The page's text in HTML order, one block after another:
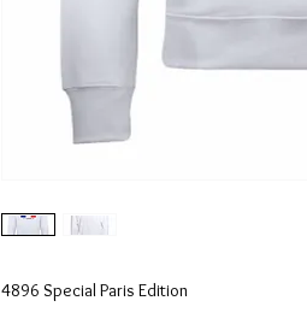
4896 Special Paris Edition